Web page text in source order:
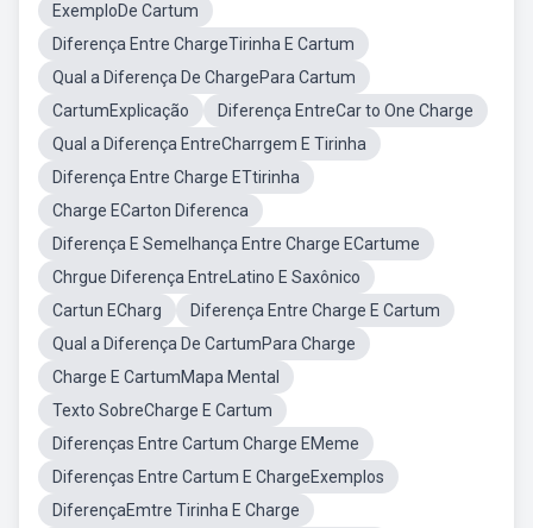
ExemploDe Cartum
Diferença Entre ChargeTirinha E Cartum
Qual a Diferença De ChargePara Cartum
CartumExplicação
Diferença EntreCar to One Charge
Qual a Diferença EntreCharrgem E Tirinha
Diferença Entre Charge ETtirinha
Charge ECarton Diferenca
Diferença E Semelhança Entre Charge ECartume
Chrgue Diferença EntreLatino E Saxônico
Cartun ECharg
Diferença Entre Charge E Cartum
Qual a Diferença De CartumPara Charge
Charge E CartumMapa Mental
Texto SobreCharge E Cartum
Diferenças Entre Cartum Charge EMeme
Diferenças Entre Cartum E ChargeExemplos
DiferençaEmtre Tirinha E Charge